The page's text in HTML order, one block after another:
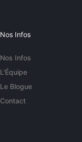
Nos Infos
Nos Infos
L'Équipe
Le Blogue
Contact